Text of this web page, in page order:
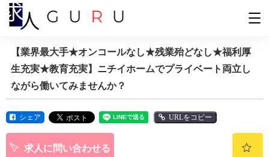
【業界最大手★オンコールなし★残業殆どなし★福利厚
生充実★教育充実】ニチイホームでプライベート両立し
ながら働いてみませんか？
シェア URLをコピー
求人に問い合わせる